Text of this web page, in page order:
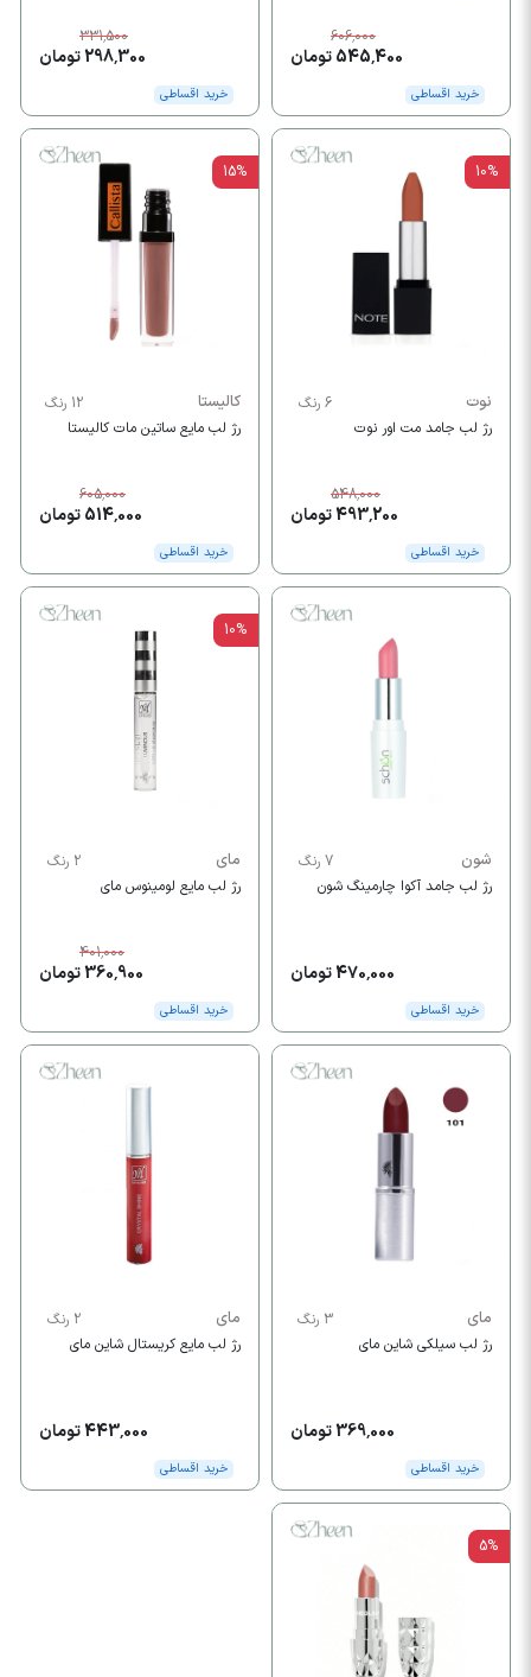
606,000
545,400 تومان
خرید اقساطی
331,500
298,300 تومان
خرید اقساطی
10%
نوت
6 رنگ
رژ لب جامد مت اور نوت
548,000
493,200 تومان
خرید اقساطی
15%
کالیستا
12 رنگ
رژ لب مایع ساتین مات کالیستا
605,000
514,000 تومان
خرید اقساطی
شون
7 رنگ
‫رژ لب جامد آکوا چارمینگ شون
470,000 تومان
خرید اقساطی
10%
مای
2 رنگ
رژ لب مایع لومینوس مای
401,000
360,900 تومان
خرید اقساطی
مای
3 رنگ
رژ لب سیلکی شاین مای
369,000 تومان
خرید اقساطی
مای
2 رنگ
رژ لب مایع کریستال شاین مای
443,000 تومان
خرید اقساطی
5%